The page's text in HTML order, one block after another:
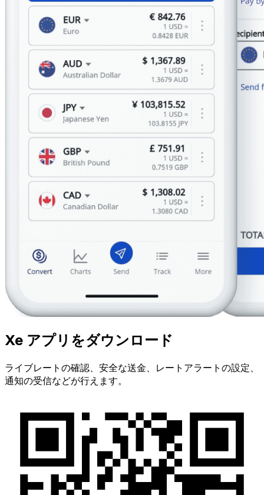
Xe アプリをダウンロード
ライブレートの確認、安全な送金、レートアラートの設定、
通知の受信などが行えます。